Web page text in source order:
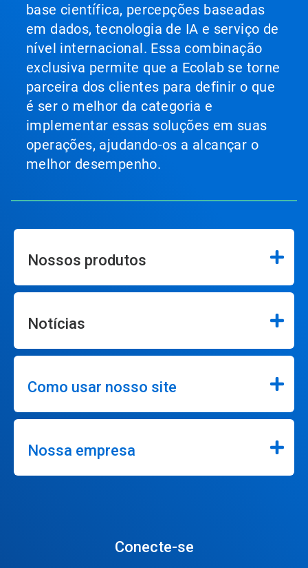
base científica, percepções baseadas
em dados, tecnologia de IA e serviço de
nível internacional. Essa combinação
exclusiva permite que a Ecolab se torne
parceira dos clientes para definir o que
é ser o melhor da categoria e
implementar essas soluções em suas
operações, ajudando-os a alcançar o
melhor desempenho.
Nossos produtos
Notícias
Como usar nosso site
Nossa empresa
Conecte-se